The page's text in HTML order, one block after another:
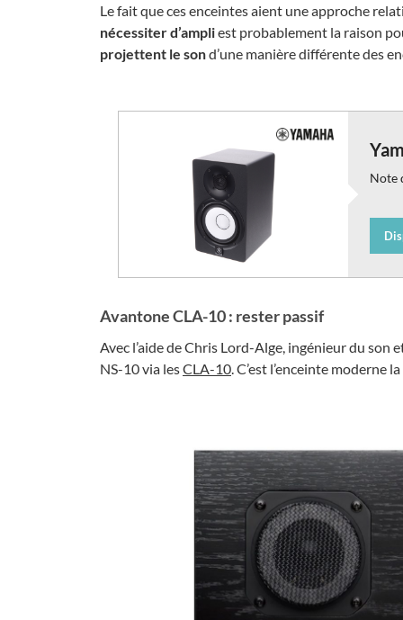
Le fait que ces enceintes aient une approche
nécessiter d’ampliest probablement la raison
projettent le sond’une manière différente des
Note
Avantone CLA-10 : rester passif
Avec l’aide de Chris Lord-Alge, ingénieur du
NS-10 via lesCLA-10 . C’est l’enceinte moderne